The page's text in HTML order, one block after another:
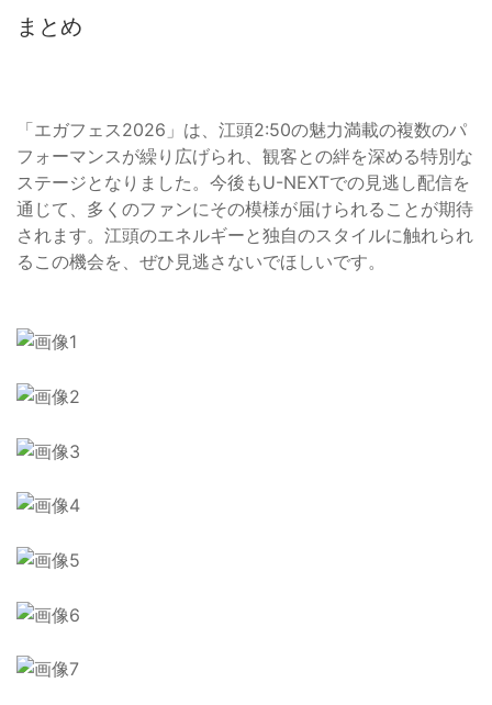
まとめ
「エガフェス2026」は、江頭2:50の魅力満載の複数のパ
フォーマンスが繰り広げられ、観客との絆を深める特別な
ステージとなりました。今後もU-NEXTでの見逃し配信を
通じて、多くのファンにその模様が届けられることが期待
されます。江頭のエネルギーと独自のスタイルに触れられ
るこの機会を、ぜひ見逃さないでほしいです。